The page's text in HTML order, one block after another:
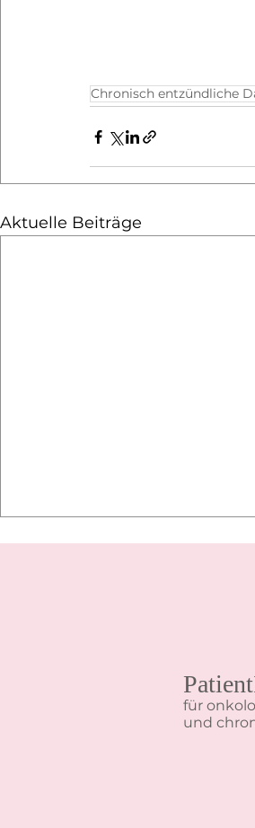
Chronisch entzündliche
Aktuelle Beiträge
Adipositas – ganzheitlich
für
und